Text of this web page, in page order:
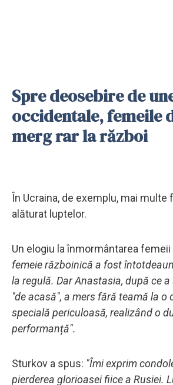
Spre deosebire de
occidentale, femeile
merg rar la război
În Ucraina, de exemplu, mai multe
alăturat luptelor.
Un elogiu la înmormântarea femeii
femeie războinică a fost
la regulă. Dar Anastasia, după ce
"de acasă", a mers fără teamă la o
specială periculoasă, realizând o
performanță".
Sturkov a spus: "Îmi exprim
pierderea glorioasei fiice a Rusiei.